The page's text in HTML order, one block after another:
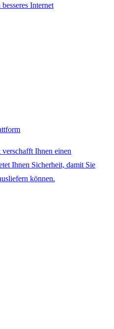
Internet
Ihnen einen
Ihnen Sicherheit, damit Sie
können.